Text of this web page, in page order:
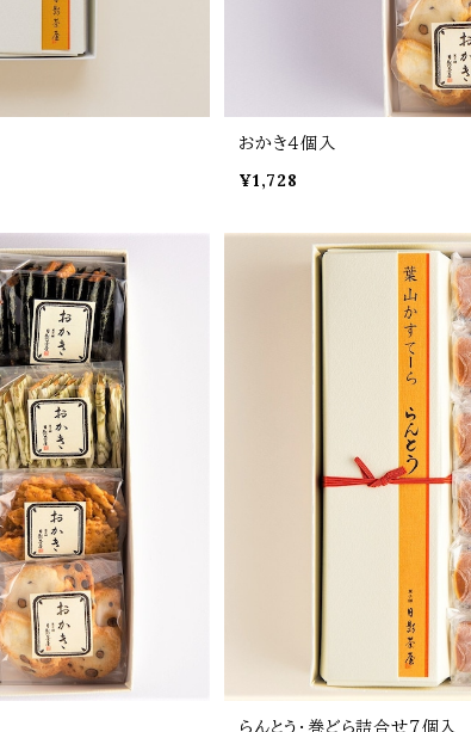
おかき４個入
¥1,728
らんとう・巻どら詰合せ７個入